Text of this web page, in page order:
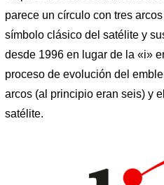
parece un círculo con tres
símbolo clásico del satélite y
desde 1996 en lugar de la «i»
proceso de evolución del
arcos (al principio eran seis) y
satélite.